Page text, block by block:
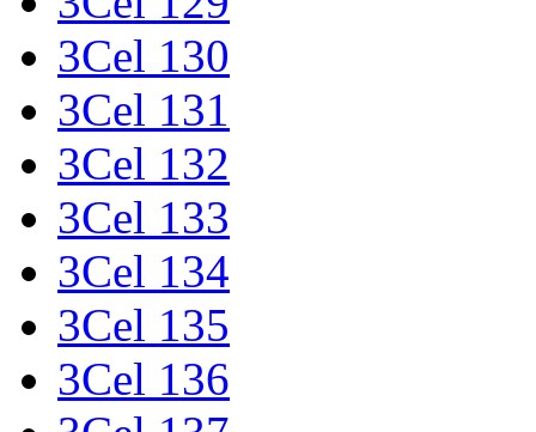
3Cel 130
3Cel 131
3Cel 132
3Cel 133
3Cel 134
3Cel 135
3Cel 136